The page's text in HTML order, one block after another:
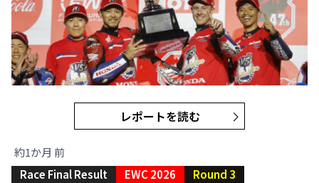
レポートを読む
約1か月 前
Race Final Result
EWC 2026 Round 3